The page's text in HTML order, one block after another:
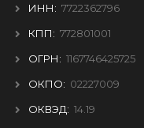
ИНН: 7722362796
КПП: 772801001
ОГРН: 1167746425725
ОКПО: 02227009
ОКВЭД: 14.19